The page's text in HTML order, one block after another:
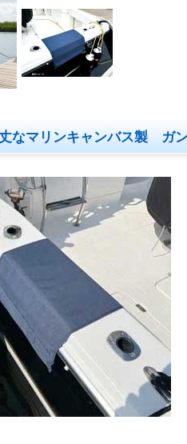
なマリンキャンバス製 ガ